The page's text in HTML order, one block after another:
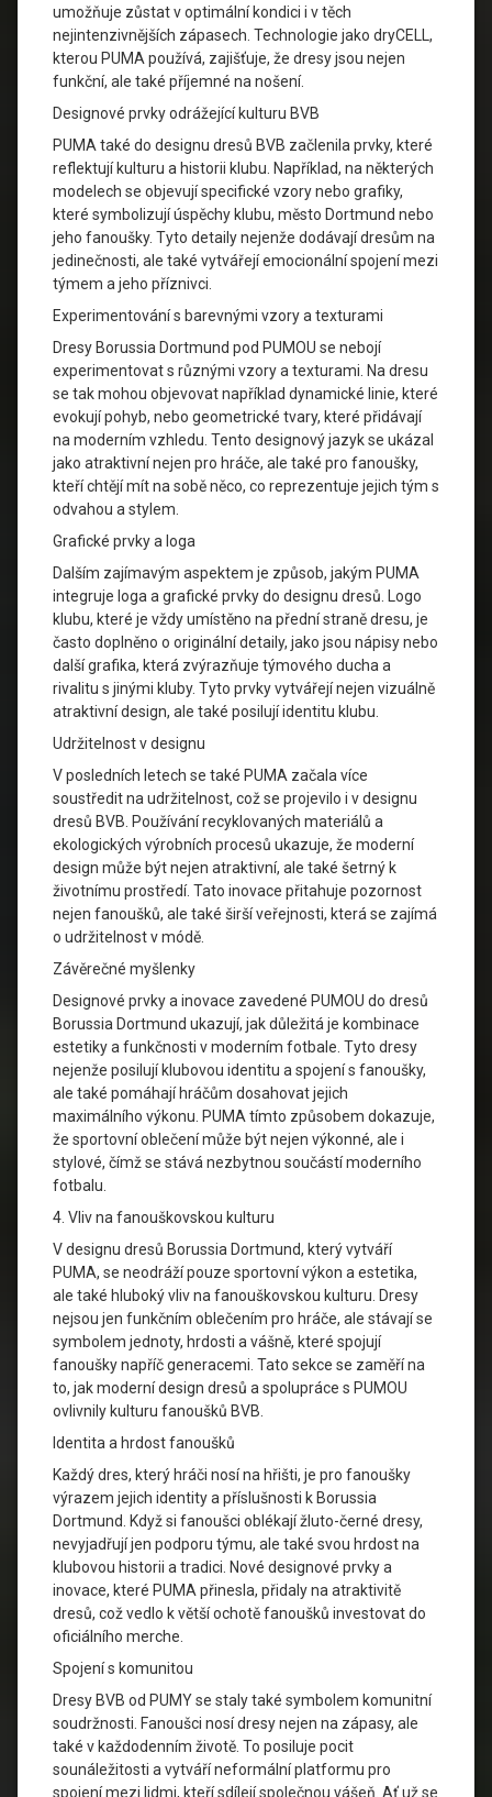
umožňuje zůstat v optimální kondici i v těch
nejintenzivnějších zápasech. Technologie jako dryCELL,
kterou PUMA používá, zajišťuje, že dresy jsou nejen
funkční, ale také příjemné na nošení.
Designové prvky odrážející kulturu BVB
PUMA také do designu dresů BVB začlenila prvky, které
reflektují kulturu a historii klubu. Například, na některých
modelech se objevují specifické vzory nebo grafiky,
které symbolizují úspěchy klubu, město Dortmund nebo
jeho fanoušky. Tyto detaily nejenže dodávají dresům na
jedinečnosti, ale také vytvářejí emocionální spojení mezi
týmem a jeho příznivci.
Experimentování s barevnými vzory a texturami
Dresy Borussia Dortmund pod PUMOU se nebojí
experimentovat s různými vzory a texturami. Na dresu
se tak mohou objevovat například dynamické linie, které
evokují pohyb, nebo geometrické tvary, které přidávají
na moderním vzhledu. Tento designový jazyk se ukázal
jako atraktivní nejen pro hráče, ale také pro fanoušky,
kteří chtějí mít na sobě něco, co reprezentuje jejich tým s
odvahou a stylem.
Grafické prvky a loga
Dalším zajímavým aspektem je způsob, jakým PUMA
integruje loga a grafické prvky do designu dresů. Logo
klubu, které je vždy umístěno na přední straně dresu, je
často doplněno o originální detaily, jako jsou nápisy nebo
další grafika, která zvýrazňuje týmového ducha a
rivalitu s jinými kluby. Tyto prvky vytvářejí nejen vizuálně
atraktivní design, ale také posilují identitu klubu.
Udržitelnost v designu
V posledních letech se také PUMA začala více
soustředit na udržitelnost, což se projevilo i v designu
dresů BVB. Používání recyklovaných materiálů a
ekologických výrobních procesů ukazuje, že moderní
design může být nejen atraktivní, ale také šetrný k
životnímu prostředí. Tato inovace přitahuje pozornost
nejen fanoušků, ale také širší veřejnosti, která se zajímá
o udržitelnost v módě.
Závěrečné myšlenky
Designové prvky a inovace zavedené PUMOU do dresů
Borussia Dortmund ukazují, jak důležitá je kombinace
estetiky a funkčnosti v moderním fotbale. Tyto dresy
nejenže posilují klubovou identitu a spojení s fanoušky,
ale také pomáhají hráčům dosahovat jejich
maximálního výkonu. PUMA tímto způsobem dokazuje,
že sportovní oblečení může být nejen výkonné, ale i
stylové, čímž se stává nezbytnou součástí moderního
fotbalu.
4. Vliv na fanouškovskou kulturu
V designu dresů Borussia Dortmund, který vytváří
PUMA, se neodráží pouze sportovní výkon a estetika,
ale také hluboký vliv na fanouškovskou kulturu. Dresy
nejsou jen funkčním oblečením pro hráče, ale stávají se
symbolem jednoty, hrdosti a vášně, které spojují
fanoušky napříč generacemi. Tato sekce se zaměří na
to, jak moderní design dresů a spolupráce s PUMOU
ovlivnily kulturu fanoušků BVB.
Identita a hrdost fanoušků
Každý dres, který hráči nosí na hřišti, je pro fanoušky
výrazem jejich identity a příslušnosti k Borussia
Dortmund. Když si fanoušci oblékají žluto-černé dresy,
nevyjadřují jen podporu týmu, ale také svou hrdost na
klubovou historii a tradici. Nové designové prvky a
inovace, které PUMA přinesla, přidaly na atraktivitě
dresů, což vedlo k větší ochotě fanoušků investovat do
oficiálního merche.
Spojení s komunitou
Dresy BVB od PUMY se staly také symbolem komunitní
soudržnosti. Fanoušci nosí dresy nejen na zápasy, ale
také v každodenním životě. To posiluje pocit
sounáležitosti a vytváří neformální platformu pro
spojení mezi lidmi, kteří sdílejí společnou vášeň. Ať už se